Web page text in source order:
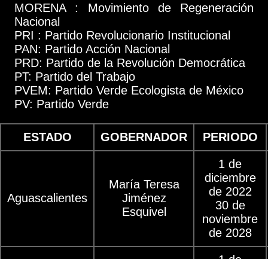
MORENA : Movimiento de Regeneración
Nacional
PRI : Partido Revolucionario Institucional
PAN: Partido Acción Nacional
PRD: Partido de la Revolución Democrática
PT: Partido del Trabajo
PVEM: Partido Verde Ecologista de México
PV: Partido Verde
ESTADO GOBERNADOR PERIODO
Aguascalientes
María Teresa
Jiménez
Esquivel
1 de
diciembre
de 2022
30 de
noviembre
de 2028